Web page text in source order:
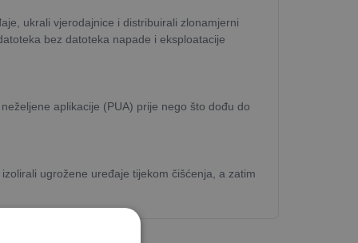
ukrali vjerodajnice i distribuirali zlonamjerni
bez datoteka napade i eksploatacije
aplikacije (PUA) prije nego što dođu do
ugrožene uređaje tijekom čišćenja, a zatim